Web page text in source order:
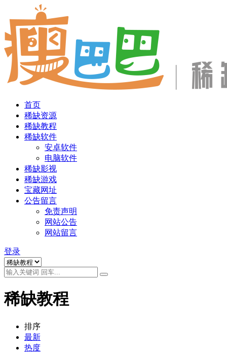
首页
稀缺资源
稀缺教程
稀缺软件
安卓软件
电脑软件
稀缺影视
稀缺游戏
宝藏网址
公告留言
免责声明
网站公告
网站留言
登录
稀缺教程
排序
最新
热度